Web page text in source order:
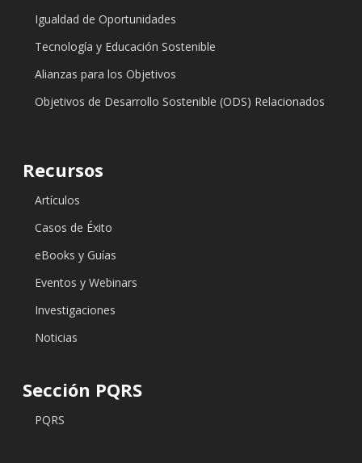
Igualdad de Oportunidades
Tecnología y Educación Sostenible
Alianzas para los Objetivos
Objetivos de Desarrollo Sostenible (ODS) Relacionados
Recursos
Artículos
Casos de Éxito
eBooks y Guías
Eventos y Webinars
Investigaciones
Noticias
Sección PQRS
PQRS